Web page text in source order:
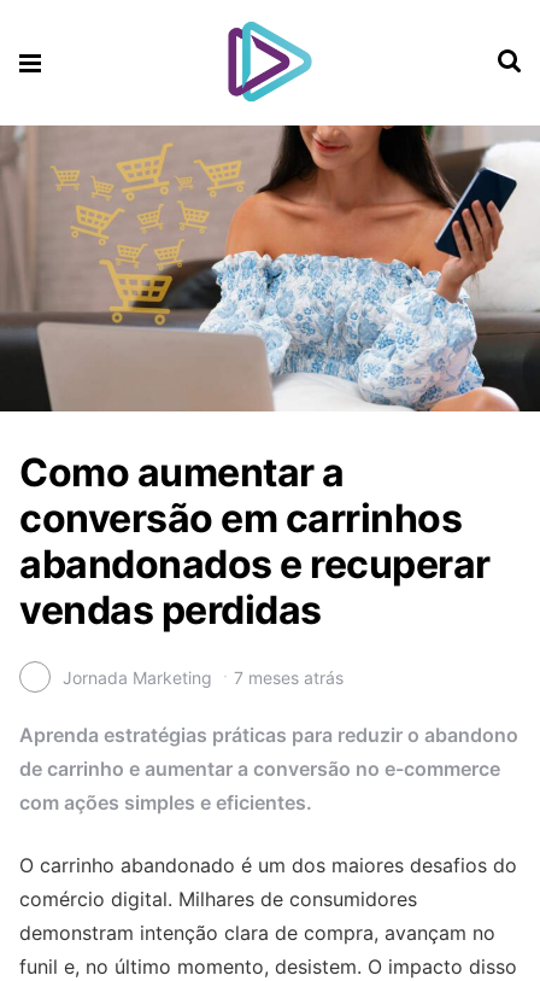
Como aumentar a
conversão em carrinhos
abandonados e recuperar
vendas perdidas
Jornada Marketing 7 meses atrás
Aprenda estratégias práticas para reduzir o abandono
de carrinho e aumentar a conversão no e-commerce
com ações simples e eficientes.
O carrinho abandonado é um dos maiores desafios do
comércio digital. Milhares de consumidores
demonstram intenção clara de compra, avançam no
funil e, no último momento, desistem. O impacto disso